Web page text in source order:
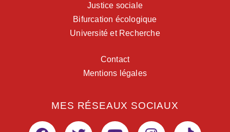
Justice sociale
Bifurcation écologique
Université et Recherche
Contact
Mentions légales
MES RÉSEAUX SOCIAUX